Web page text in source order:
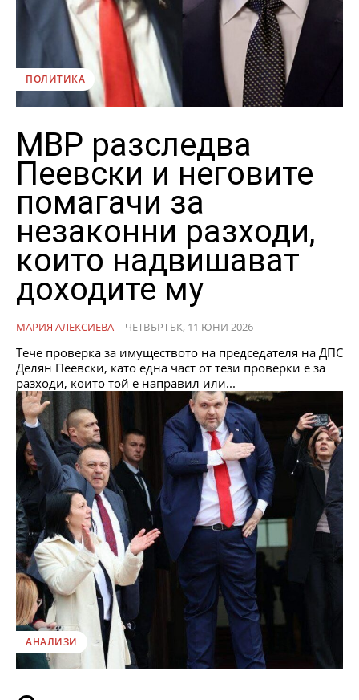
ПОЛИТИКА
МВР разследва
Пеевски и неговите
помагачи за
незаконни разходи,
които надвишават
доходите му
МАРИЯ АЛЕКСИЕВА - ЧЕТВЪРТЪК, 11 ЮНИ 2026
Тече проверка за имуществото на председателя на ДПС
Делян Пеевски, като една част от тези проверки е за
разходи, които той е направил или...
АНАЛИЗИ